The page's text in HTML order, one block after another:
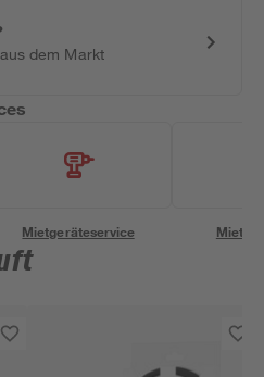
dem Markt
Mietgeräteservice